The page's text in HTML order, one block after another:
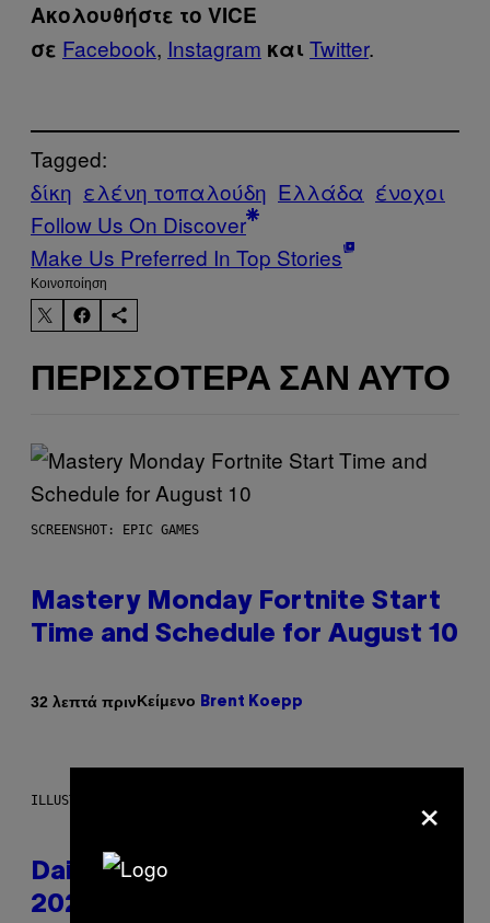
Ακολουθήστε το VICE
σε Facebook, Instagram και Twitter.
Tagged:
δίκη ελένη τοπαλούδη Ελλάδα ένοχοι
Follow Us On Discover
Make Us Preferred In Top Stories
Kοινοποίηση
ΠΕΡΙΣΣΌΤΕΡΑ ΣΑΝ ΑΥΤΌ
SCREENSHOT: EPIC GAMES
Mastery Monday Fortnite Start
Time and Schedule for August 10
32 λεπτά πρινΚείμενο Brent Koepp
ILLUSTRATION BY REESA.
Daily Horoscope: August 10,
2026
×